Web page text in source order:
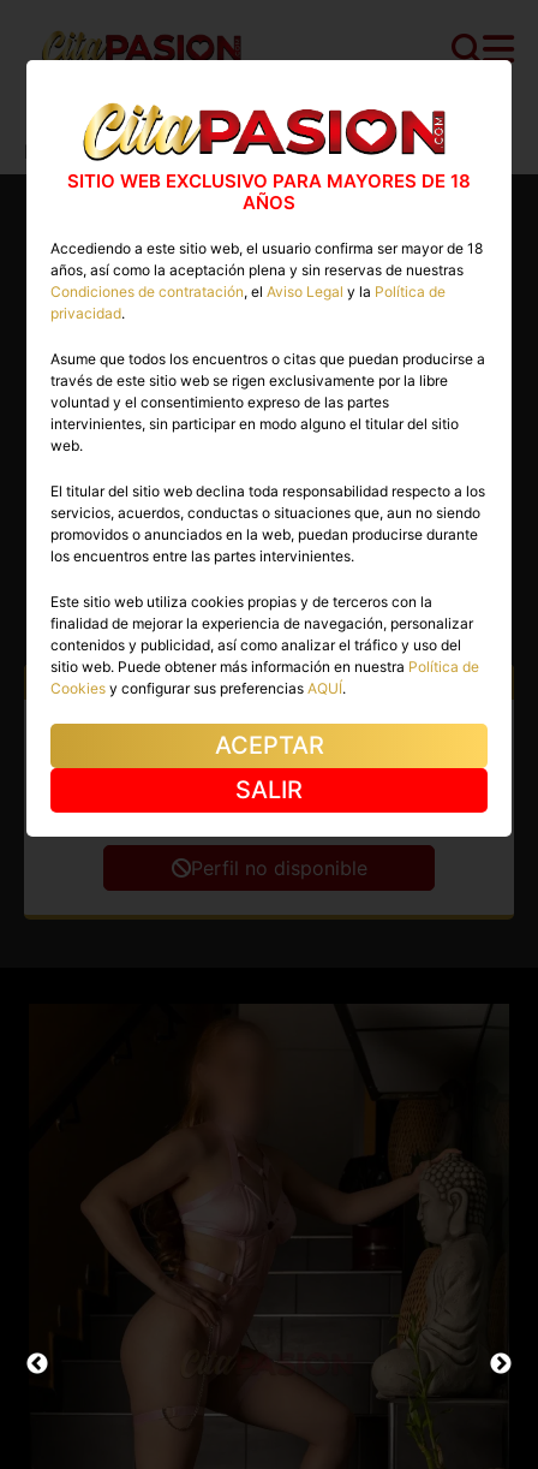
Cita PASION.COM>Masajistas >Madrid>
Madrid capital>Jade
35 años
JADE
Madrid capital(Madrid)
(68)
Atiendo a: Hombres Mujeres Parejas
Masajista en Madrid capital.
Masajista profesional española
e independiente.
Perfil no disponible
SITIO WEB EXCLUSIVO PARA MAYORES DE 18
AÑOS
Accediendo a este sitio web, el usuario confirma ser mayor de 18
años, así como la aceptación plena y sin reservas de nuestras
Condiciones de contratación, elAviso Legal y la Política de
privacidad.
Asume que todos los encuentros o citas que puedan producirse a
través de este sitio web se rigen exclusivamente por la libre
voluntad y el consentimiento expreso de las partes
intervinientes, sin participar en modo alguno el titular del sitio
web.
El titular del sitio web declina toda responsabilidad respecto a los
servicios, acuerdos, conductas o situaciones que, aun no siendo
promovidos o anunciados en la web, puedan producirse durante
los encuentros entre las partes intervinientes.
Este sitio web utiliza cookies propias y de terceros con la
finalidad de mejorar la experiencia de navegación, personalizar
contenidos y publicidad, así como analizar el tráfico y uso del
sitio web. Puede obtener más información en nuestra Política de
Cookies y configurar sus preferenciasAQUÍ.
ACEPTAR
SALIR